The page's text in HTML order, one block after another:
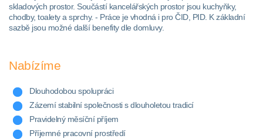
skladových prostor. Součástí kancelářských prostor jsou kuchyňky,
chodby, toalety a sprchy. - Práce je vhodná i pro ČID, PID. K základní
sazbě jsou možné další benefity dle domluvy.
Nabízíme
Dlouhodobou spolupráci
Zázemí stabilní společnosti s dlouholetou tradicí
Pravidelný měsíční příjem
Příjemné pracovní prostředí